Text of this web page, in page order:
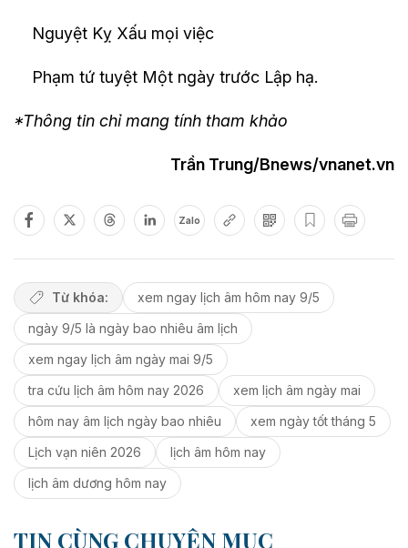
Nguyệt Kỵ Xấu mọi việc
Phạm tứ tuyệt Một ngày trước Lập hạ.
*Thông tin chỉ mang tính tham khảo
Trần Trung/Bnews/vnanet.vn
Zalo
Từ khóa:
xem ngay lịch âm hôm nay 9/5
ngày 9/5 là ngày bao nhiêu âm lịch
xem ngay lịch âm ngày mai 9/5
tra cứu lịch âm hôm nay 2026
xem lịch âm ngày mai
hôm nay âm lịch ngày bao nhiêu
xem ngày tốt tháng 5
Lịch vạn niên 2026
lịch âm hôm nay
lịch âm dương hôm nay
TIN CÙNG CHUYÊN MỤC